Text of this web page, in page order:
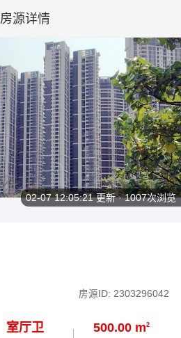
房源详情
房源ID: 2303296042
室厅卫 500.00 m2
02-07 12:05:21更新 · 1007次浏览